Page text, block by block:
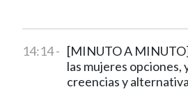
14:14 - [MINUTO A
las mujeres opciones,
creencias y